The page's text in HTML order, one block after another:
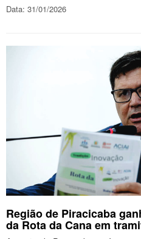
Data: 31/01/2026
Região de Piracicaba
da Rota da Cana em